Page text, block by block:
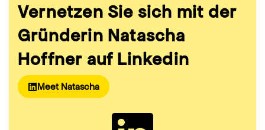
Vernetzen Sie sich mit der
Gründerin Natascha
Hoffner auf Linkedin
Meet Natascha